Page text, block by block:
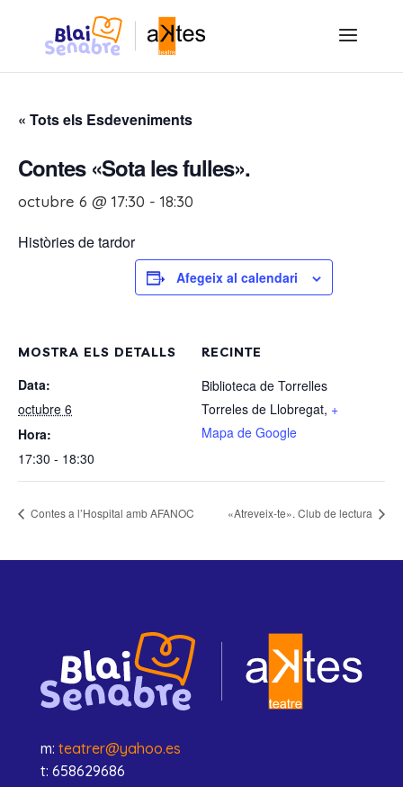
« Tots els Esdeveniments
Contes «Sota les fulles».
octubre 6 @ 17:30 - 18:30
Històries de tardor
Afegeix al calendari
MOSTRA ELS DETALLS
Data:
octubre 6
Hora:
17:30 - 18:30
RECINTE
Biblioteca de Torrelles
Torreles de Llobregat, +
Mapa de Google
Contes a l’Hospital amb AFANOC «Atreveix-te». Club de lectura
m: teatrer@yahoo.es
t: 658629686